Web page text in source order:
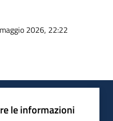
2026, 22:22
le informazioni